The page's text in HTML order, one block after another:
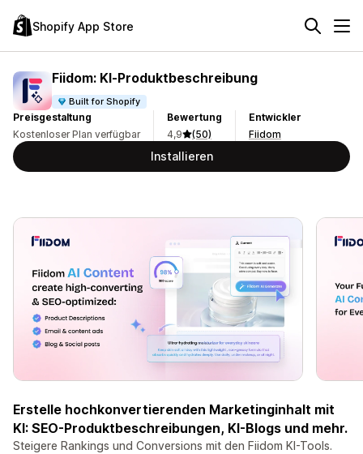
Shopify App Store
Fiidom: KI‑Produktbeschreibung
Built for Shopify
Preisgestaltung
Kostenloser Plan verfügbar
Bewertung
4,9
(50)
Entwickler
Fiidom
Installieren
Erstelle hochkonvertierenden Marketinginhalt mit
KI: SEO-Produktbeschreibungen, KI-Blogs und mehr.
Steigere Rankings und Conversions mit den Fiidom KI-Tools.